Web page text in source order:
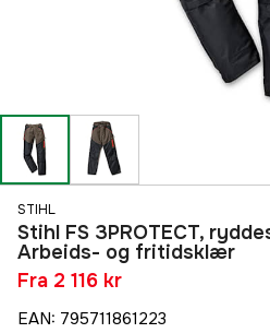
STIHL
Stihl FS 3PROTECT,
Arbeids- og fritidsklær
Fra 2 116 kr
EAN: 795711861223